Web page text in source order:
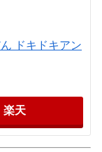
ドキドキアン
楽天